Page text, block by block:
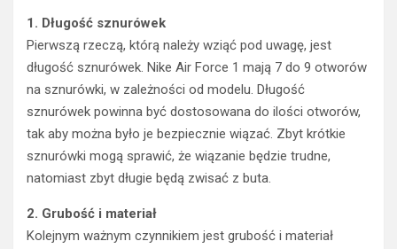
1. Długość sznurówek
Pierwszą rzeczą, którą należy wziąć pod uwagę, jest
długość sznurówek. Nike Air Force 1 mają 7 do 9 otworów
na sznurówki, w zależności od modelu. Długość
sznurówek powinna być dostosowana do ilości otworów,
tak aby można było je bezpiecznie wiązać. Zbyt krótkie
sznurówki mogą sprawić, że wiązanie będzie trudne,
natomiast zbyt długie będą zwisać z buta.
2. Grubość i materiał
Kolejnym ważnym czynnikiem jest grubość i materiał